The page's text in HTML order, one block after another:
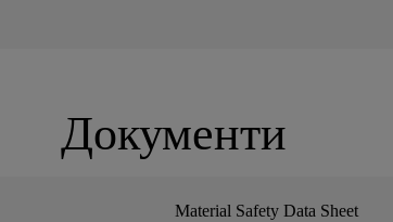
Документи
Material Safety Data Sheet